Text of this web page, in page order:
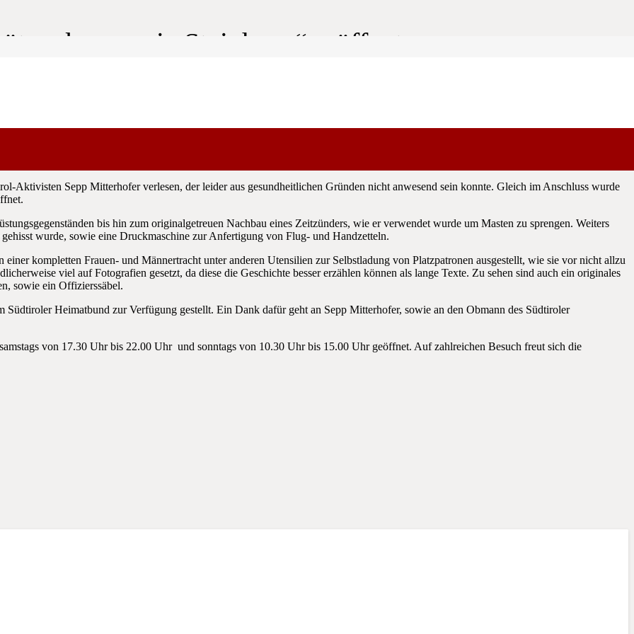
Steinhaus“ eröffnet
Aktivisten Sepp Mitterhofer verlesen, der leider aus gesundheitlichen Gründen nicht anwesend sein konnte. Gleich im Anschluss wurde
bis hin zum originalgetreuen Nachbau eines Zeitzünders, wie er verwendet wurde um Masten zu sprengen. Weiters
wurde, sowie eine Druckmaschine zur Anfertigung von Flug- und Handzetteln.
kompletten Frauen- und Männertracht unter anderen Utensilien zur Selbstladung von Platzpatronen ausgestellt, wie sie vor nicht allzu
viel auf Fotografien gesetzt, da diese die Geschichte besser erzählen können als lange Texte. Zu sehen sind auch ein originales
sowie ein Offizierssäbel.
Südtiroler Heimatbund zur Verfügung gestellt. Ein Dank dafür geht an Sepp Mitterhofer, sowie an den Obmann des Südtiroler
samstags von 17.30 Uhr bis 22.00 Uhr und sonntags von 10.30 Uhr bis 15.00 Uhr geöffnet. Auf zahlreichen Besuch freut sich die